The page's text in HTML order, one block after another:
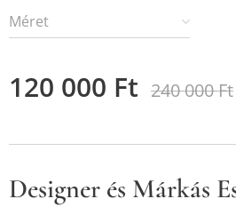
Méret
120 000 Ft 240 000Ft
Designer és Márkás